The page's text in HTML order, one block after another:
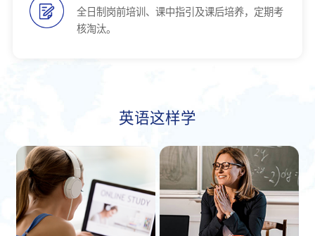
全日制岗前培训、课中指引及课后培养，定期考
核淘汰。
英语这样学